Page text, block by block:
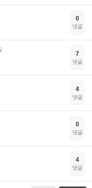
0
댓글
7
댓글
4
댓글
0
댓글
4
댓글